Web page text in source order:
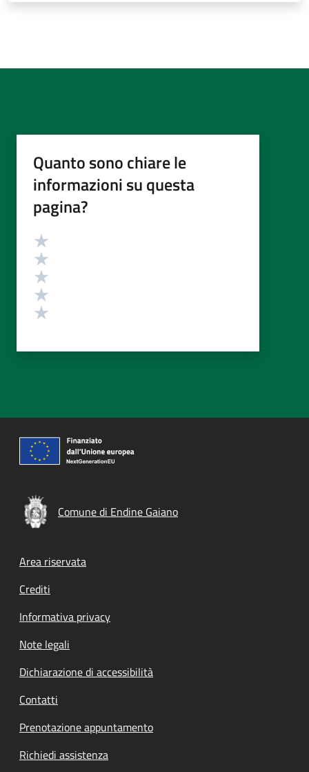
Quanto sono chiare le
informazioni su questa
pagina?
Valutazione
Comune di Endine Gaiano
Footer menu
Area riservata
Crediti
Informativa privacy
Note legali
Dichiarazione di accessibilità
Contatti
Prenotazione appuntamento
Richiedi assistenza